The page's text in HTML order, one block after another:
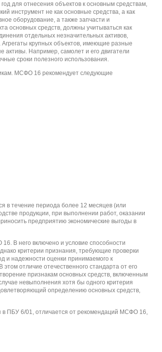
для отнесения объектов к основным средствам,
инструмент не как основные средства, а как
оборудование, а также запчасти и
основных средств, должны учитываться как
отдельных незначительных активов,
крупных объектов, имеющие разные
активы. Например, самолет и его двигатели
сроки полезного использования.
МСФО 16 рекомендует следующие
в течение периода более 12 месяцев (или
продукции, при выполнении работ, оказании
предприятию экономические выгоды в
В него включено и условие способности
критерии признания, требующие проверки
и надежности оценки принимаемого к
отличие отечественного стандарта от его
признакам основных средств, включенным
невыполнения хотя бы одного критерия
определению основных средств,
в ПБУ 6/01, отличается от рекомендаций МСФО 16,